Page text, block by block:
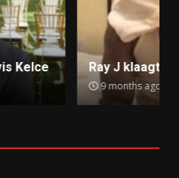
aan om sekstape